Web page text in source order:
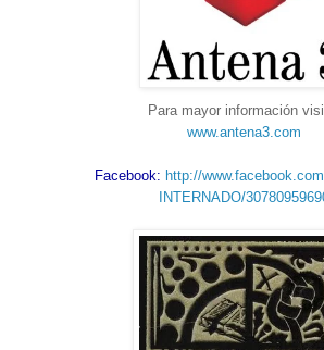
Para mayor información
www.antena3.com
Facebook: http://
INTERNADO/